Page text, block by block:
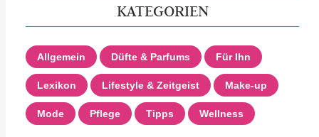
KATEGORIEN
Allgemein Düfte & Parfums Für Ihn
Lexikon Lifestyle & Zeitgeist Make-up
Mode Pflege Tipps Wellness